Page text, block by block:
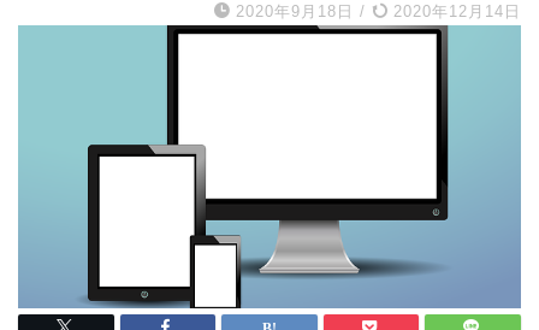
2020年9月18日 / 2020年12月14日